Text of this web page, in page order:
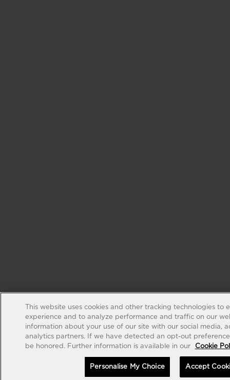
This website uses cookies and other tracking technologies to
experience and to analyze performance and traffic on our
information about your use of our site with our social media,
analytics partners. If we have detected an opt-out
be honored. Further information is available in our
Cookie
Personalise My Choice Accept